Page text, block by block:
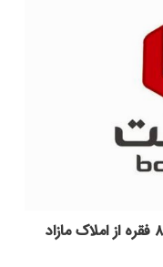
برگزاری مزایده عمومی ۸۸ فقره از املاک مازاد